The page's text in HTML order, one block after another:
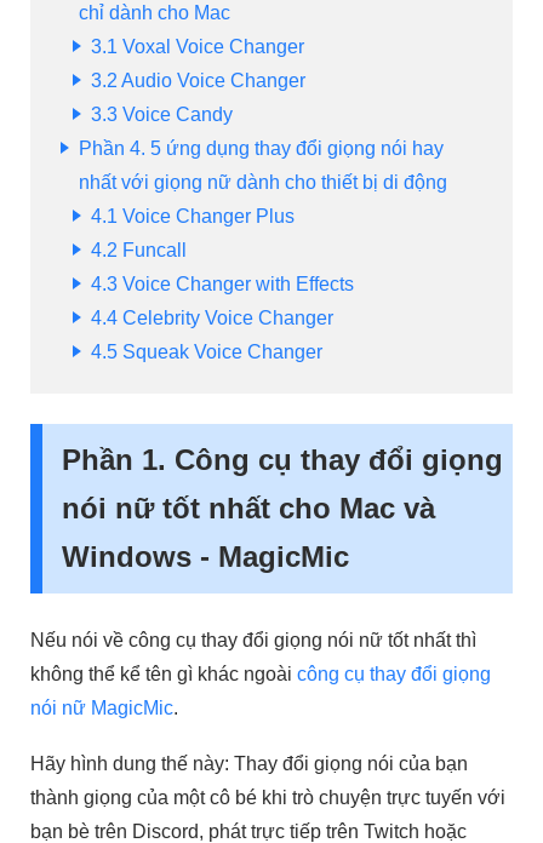
chỉ dành cho Mac
3.1 Voxal Voice Changer
3.2 Audio Voice Changer
3.3 Voice Candy
Phần 4. 5 ứng dụng thay đổi giọng nói hay
nhất với giọng nữ dành cho thiết bị di động
4.1 Voice Changer Plus
4.2 Funcall
4.3 Voice Changer with Effects
4.4 Celebrity Voice Changer
4.5 Squeak Voice Changer
Phần 1. Công cụ thay đổi giọng
nói nữ tốt nhất cho Mac và
Windows - MagicMic
Nếu nói về công cụ thay đổi giọng nói nữ tốt nhất thì
không thể kể tên gì khác ngoài công cụ thay đổi giọng
nói nữ MagicMic.
Hãy hình dung thế này: Thay đổi giọng nói của bạn
thành giọng của một cô bé khi trò chuyện trực tuyến với
bạn bè trên Discord, phát trực tiếp trên Twitch hoặc